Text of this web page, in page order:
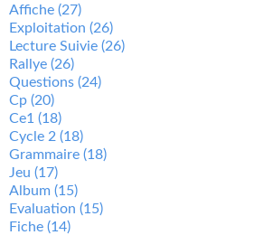
Affiche (27)
Exploitation (26)
Lecture Suivie (26)
Rallye (26)
Questions (24)
Cp (20)
Ce1 (18)
Cycle 2 (18)
Grammaire (18)
Jeu (17)
Album (15)
Evaluation (15)
Fiche (14)